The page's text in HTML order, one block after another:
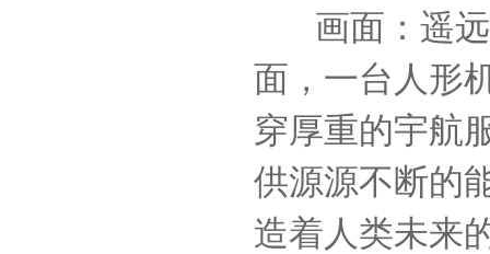
画面：遥远
面，一台人形
穿厚重的宇航
供源源不断的
造着人类未来